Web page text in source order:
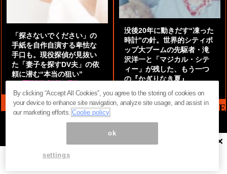
「探さないでください」の
手紙を自作自演する卑怯な
手口も。現役探偵が見抜い
た「妻子を探すDV夫」の依
頼に潜む“本当の狙い”
by 阿部泰尚『伝説の探偵』
没後20年に動きだす“凍った
時計”の針。世界的シティポ
ップ大ブームの先駆者・滝
沢洋一と「マジカル・シテ
ィー」が残した、もう一つ
の『かぎりなき夏』
MAG2 NEWS HEADLINE
ページ内の商標は全て商標権者に属します。無断転載を禁じます。 ©
まぐまぐ！
×
By clicking “Accept All Cookies”, you agree to the storing of cookies on
your device to enhance site navigation, analyze site usage, and assist in
our marketing efforts.Coolie policy
ok
settings